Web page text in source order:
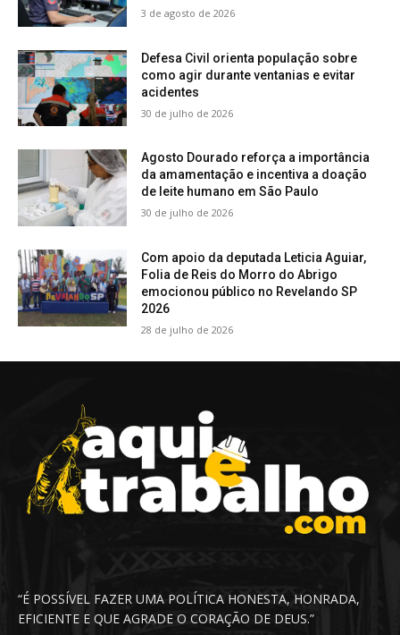
3 de agosto de 2026
Defesa Civil orienta população sobre
como agir durante ventanias e evitar
acidentes
30 de julho de 2026
Agosto Dourado reforça a importância
da amamentação e incentiva a doação
de leite humano em São Paulo
30 de julho de 2026
Com apoio da deputada Leticia Aguiar,
Folia de Reis do Morro do Abrigo
emocionou público no Revelando SP
2026
28 de julho de 2026
“É POSSÍVEL FAZER UMA POLÍTICA HONESTA, HONRADA,
EFICIENTE E QUE AGRADE O CORAÇÃO DE DEUS.”